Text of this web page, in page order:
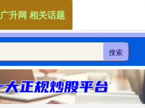
搜索
广升网 相关话题